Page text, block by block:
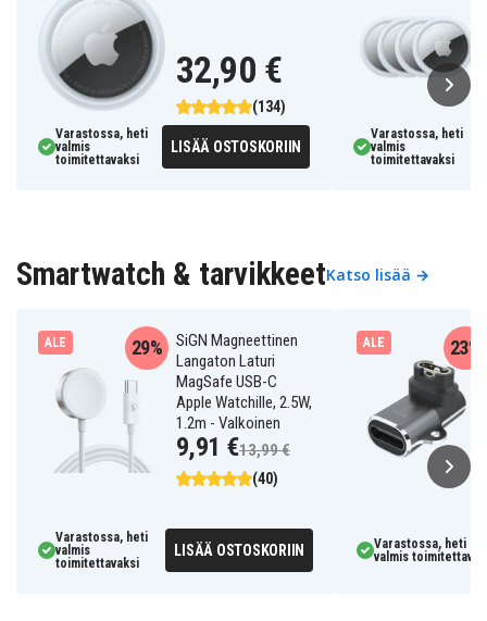
(134)
32,90 €
Varastossa, heti
valmis
toimitettavaksi
LISÄÄ OSTOSKORIIN
Varastossa, heti
valmis
toimitettavaksi
Smartwatch & tarvikkeetKatso lisää →
ALE
SiGN Magneettinen
Langaton Laturi
MagSafe USB-C
Apple Watchille, 2.5W,
1.2m - Valkoinen
(40)
29%
9,91 €13,99 €
Varastossa, heti
valmis
toimitettavaksi
LISÄÄ OSTOSKORIIN
ALE 23%
Varastossa, heti
valmis